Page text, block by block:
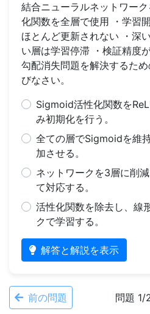
結合ニューラルネットワー
化関数を全層で使用 ・学習
ほとんど更新されない ・深
い層は学習停滞 ・検証精度
勾配消失問題を解決するた
びなさい。
Sigmoid活性化関数を
み初期化を行う。
全ての層でSigmoidを維
加させる。
ネットワークを3層に削
て対応する。
活性化関数を除去し、線
クで学習する。
解答と解説を表示
前の問題 問題 1/